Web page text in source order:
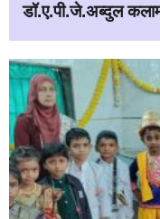
डॉ.ए.पी.जे.अब्दुल कलाम